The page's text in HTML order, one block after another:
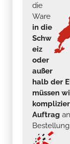
die
Ware
in die
Schw
eiz
oder
außer
halb der
müssen
Auftrag